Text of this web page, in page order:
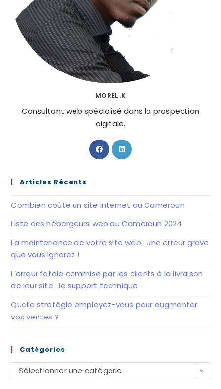
MOREL .K
Consultant web spécialisé dans la prospection
digitale.
S’ouvre
dans
S’ouvre
dans
Articles Récents
Combien coûte un site internet au Cameroun
Liste des hébergeurs web au Cameroun 2024
La maintenance de votre site web : une erreur grave
que vous ignorez !
L’erreur fatale commise par les clients à la livraison
de leur site : le support technique
Quelle stratégie employez-vous pour augmenter
vos ventes ?
Catégories
Catégories
Sélectionner une catégorie